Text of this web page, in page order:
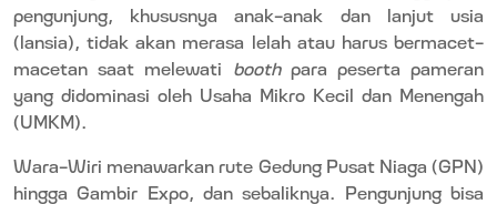
pengunjung, khususnya anak-anak dan lanjut usia
(lansia), tidak akan merasa lelah atau harus bermacet-
macetan saat melewati booth para peserta pameran
yang didominasi oleh Usaha Mikro Kecil dan Menengah
(UMKM).
Wara-Wiri menawarkan rute Gedung Pusat Niaga (GPN)
hingga Gambir Expo, dan sebaliknya. Pengunjung bisa